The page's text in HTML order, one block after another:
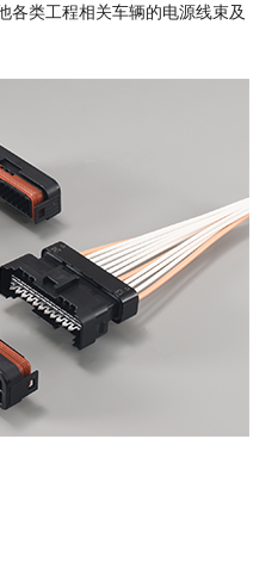
各类工程相关车辆的电源线束及